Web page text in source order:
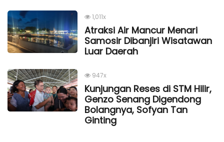
1,011x
Atraksi Air Mancur Menari
Samosir Dibanjiri Wisatawan
Luar Daerah
947x
Kunjungan Reses di STM Hilir,
Genzo Senang Digendong
Bolangnya, Sofyan Tan
Ginting